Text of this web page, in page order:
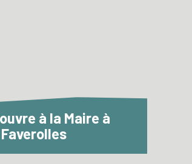
à la Maire à
Faverolles